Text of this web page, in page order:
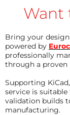
Want
Bring your
powered by
professionally
through a
Supporting
service is
validation builds
manufacturing.